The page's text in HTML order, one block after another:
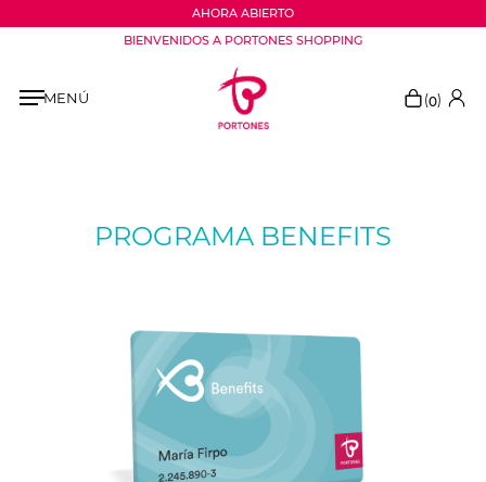
AHORA ABIERTO
BIENVENIDOS A PORTONES SHOPPING
MENÚ (0)
PROGRAMA BENEFITS